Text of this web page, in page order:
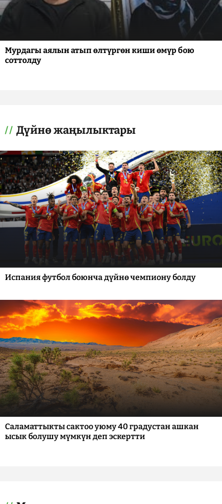
Мурдагы аялын атып өлтүргөн киши өмүр бою
соттолду
Дүйнө жаңылыктары
Испания футбол боюнча дүйнө чемпиону болду
Саламаттыкты сактоо уюму 40 градустан ашкан
ысык болушу мүмкүн деп эскертти